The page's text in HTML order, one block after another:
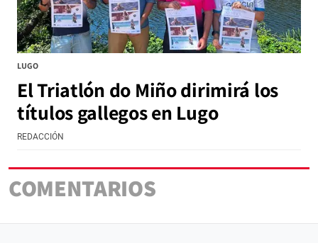
LUGO
El Triatlón do Miño dirimirá los
títulos gallegos en Lugo
REDACCIÓN
COMENTARIOS